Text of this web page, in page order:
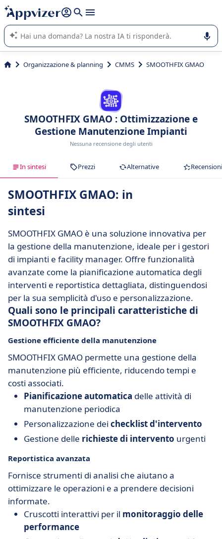
righe con
shift + enter
L'IA di Appvizer vi guida nell'utilizzo o nella scelta di un
software SaaS per la vostra azienda.
Organizzazione & planning CMMS SMOOTHFIX GMAO
SMOOTHFIX GMAO : Ottimizzazione e
Gestione Manutenzione Impianti
Nessuna recensione degli utenti
In sintesi Prezzi Alternative Recensioni
SMOOTHFIX GMAO: in
sintesi
SMOOTHFIX GMAO è una soluzione innovativa per
la gestione della manutenzione, ideale per i gestori
di impianti e facility manager. Offre funzionalità
avanzate come la pianificazione automatica degli
interventi e reportistica dettagliata, distinguendosi
per la sua semplicità d'uso e personalizzazione.
Quali sono le principali caratteristiche di
SMOOTHFIX GMAO?
Gestione efficiente della manutenzione
SMOOTHFIX GMAO permette una gestione della
manutenzione più efficiente, riducendo tempi e
costi associati.
Pianificazione automatica delle attività di
manutenzione periodica
Personalizzazione dei checklist d'intervento
Gestione delle richieste di intervento urgenti
Reportistica avanzata
Fornisce strumenti di analisi che aiutano a
ottimizzare le operazioni e a prendere decisioni
informate.
Cruscotti interattivi per il monitoraggio delle
performance